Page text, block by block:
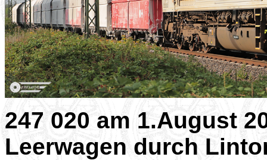
247 020 am 1.August
Leerwagen durch